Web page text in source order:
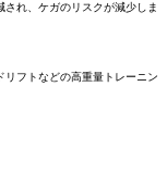
れ、ケガのリスクが減少しま
フトなどの高重量トレーニン